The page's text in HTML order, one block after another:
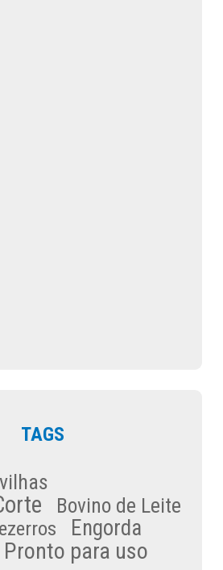
TAGS
Bovino de Leite
Engorda
Pronto para uso